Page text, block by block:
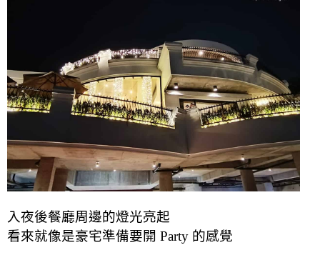
入夜後餐廳周邊的燈光亮起
看來就像是豪宅準備要開 Party 的感覺